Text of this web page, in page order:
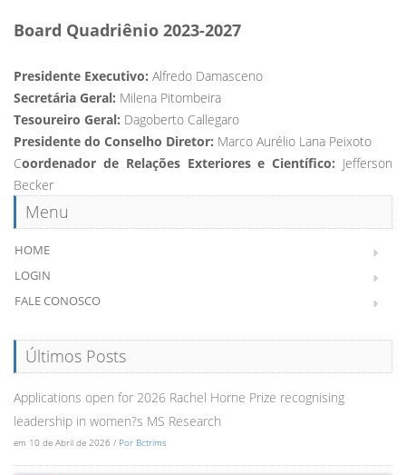
Board Quadriênio 2023-2027
Presidente Executivo: Alfredo Damasceno
Secretária Geral: Milena Pitombeira
Tesoureiro Geral: Dagoberto Callegaro
Presidente do Conselho Diretor: Marco Aurélio Lana Peixoto
Coordenador de Relações Exteriores e Científico: Jefferson
Becker
Menu
HOME
LOGIN
FALE CONOSCO
Últimos Posts
Applications open for 2026 Rachel Horne Prize recognising
leadership in women?s MS Research
em 10 de Abril de 2026 / Por Bctrims